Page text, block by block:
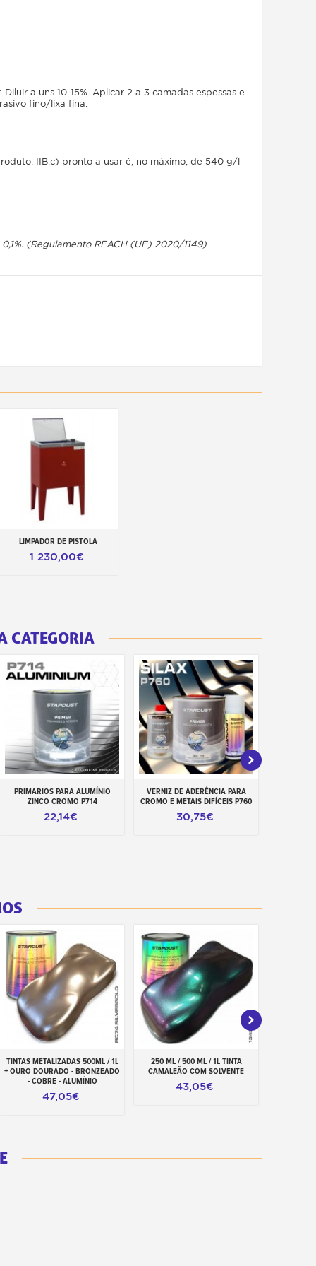
a uns 10-15%. Aplicar 2 a 3 camadas espessas e
fino/lixa fina.
IIB.c) pronto a usar é, no máximo, de 540 g/l
0,1%. (Regulamento REACH (UE) 2020/1149)
Adicionar ao carrinho
LIMPADOR DE PISTOLA
1 230,00€
CATEGORIA
Adicionar ao carrinho
PRIMARIOS PARA ALUMÍNIO
ZINCO CROMO P714
22,14€
Adicionar ao carrinho
VERNIZ DE ADERÊNCIA PARA
CROMO E METAIS DIFÍCEIS P760
30,75€
Adicionar ao carrinho
TINTAS METALIZADAS 500ML / 1L
+ OURO DOURADO - BRONZEADO
- COBRE - ALUMÍNIO
47,05€
Adicionar ao carrinho
250 ML / 500 ML / 1L TINTA
CAMALEÃO COM SOLVENTE
43,05€